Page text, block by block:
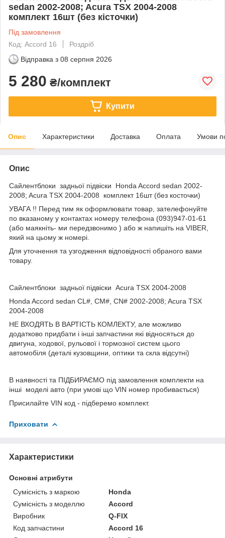
sedan 2002-2008; Acura TSX 2004-2008
комплект 16шт (без кісточки)
Під замовлення
Код: Accord 16
Роздріб
Відправка з 08 серпня 2026
5 280 ₴/комплект
Купити
Опис Характеристики Доставка Оплата Умови
Опис
Сайлентблоки задньої підвіски Honda Accord sedan 2002-
2008; Acura TSX 2004-2008 комплект 16шт (без косточки)
УВАГА !! Перед тим як оформлювати товар, зателефонуйте
по вказаному у контактах номеру телефона (093)947-01-61
(або маякніть- ми передзвонимо ) або ж напишіть на VIBER,
який на цьому ж номері.
Для уточнення та узгодження відповідності обраного вами
товару.
Сайлентблоки задньої підвіски Acura TSX 2004-2008
Honda Accord sedan CL#, CM#, CN# 2002-2008; Acura TSX
2004-2008
НЕ ВХОДЯТЬ В ВАРТІСТЬ КОМЛЕКТУ, але можливо
додатково придбати і інші запчастини які відносяться до
двигуна, ходової, рульової і тормозної систем цього
автомобіля (деталі кузовщини, оптики та скла відсутні)
В наявності та ПІДБИРАЄМО під замовлення комплекти на
інші моделі авто (при умові що VIN номер пробивається)
Присилайте VIN код - підберемо комплект.
Приховати
Характеристики
Основні атрибути
Сумісність з маркою
Honda
Сумісність з моделлю
Accord
Виробник
Q-FIX
Код запчастини
Accord 16